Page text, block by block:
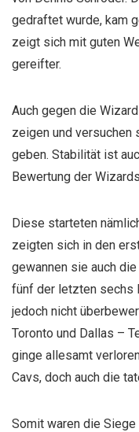
gedraftet wurde, kam
zeigt sich mit guten
gereifter.
Auch gegen die
zeigen und versuchen
geben. Stabilität ist
Bewertung der
Diese starteten
zeigten sich in den
gewannen sie auch
fünf der letzten sechs
jedoch nicht
Toronto und Dallas –
ginge allesamt
Cavs, doch auch die
Somit waren die Siege